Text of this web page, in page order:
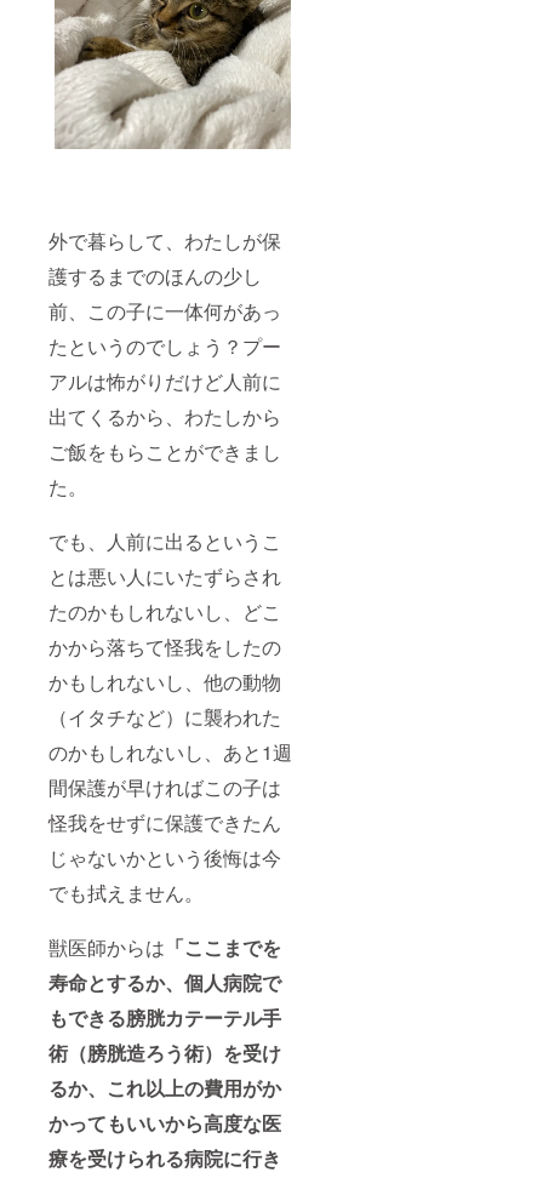
外で暮らして、わたしが保
護するまでのほんの少し
前、この子に一体何があっ
たというのでしょう？プー
アルは怖がりだけど人前に
出てくるから、わたしから
ご飯をもらことができまし
た。
でも、人前に出るというこ
とは悪い人にいたずらされ
たのかもしれないし、どこ
かから落ちて怪我をしたの
かもしれないし、他の動物
（イタチなど）に襲われた
のかもしれないし、あと1週
間保護が早ければこの子は
怪我をせずに保護できたん
じゃないかという後悔は今
でも拭えません。
獣医師からは 「ここまでを
寿命とするか、個人病院で
もできる膀胱カテーテル手
術（膀胱造ろう術）を受け
るか、これ以上の費用がか
かってもいいから高度な医
療を受けられる病院に行き